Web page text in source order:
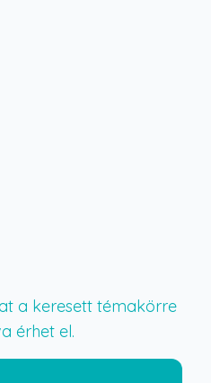
a keresett témakörre
érhet el.